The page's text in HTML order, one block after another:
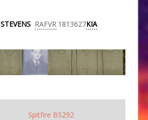
STEVENS RAFVR 1813627KIA
Spitfire BS292